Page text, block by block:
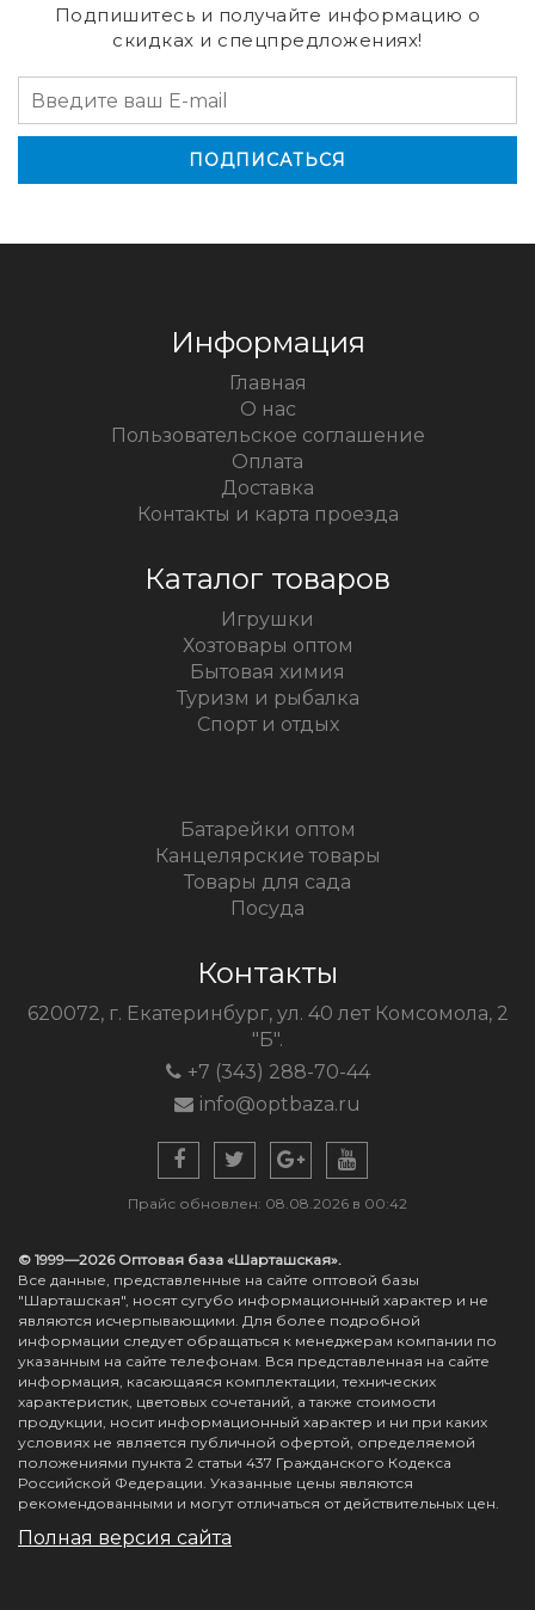
Подпишитесь и получайте информацию о
скидках и спецпредложениях!
Информация
Главная
О нас
Пользовательское соглашение
Оплата
Доставка
Контакты и карта проезда
Каталог товаров
Игрушки
Хозтовары оптом
Бытовая химия
Туризм и рыбалка
Спорт и отдых
Батарейки оптом
Канцелярские товары
Товары для сада
Посуда
Контакты
620072, г. Екатеринбург, ул. 40 лет Комсомола, 2
"Б".
+7 (343) 288-70-44
info@optbaza.ru
Прайс обновлен: 08.08.2026 в 00:42
© 1999—2026 Оптовая база «Шарташская».
Все данные, представленные на сайте оптовой базы
"Шарташская", носят сугубо информационный характер и не
являются исчерпывающими. Для более подробной
информации следует обращаться к менеджерам компании по
указанным на сайте телефонам. Вся представленная на сайте
информация, касающаяся комплектации, технических
характеристик, цветовых сочетаний, а также стоимости
продукции, носит информационный характер и ни при каких
условиях не является публичной офертой, определяемой
положениями пункта 2 статьи 437 Гражданского Кодекса
Российской Федерации. Указанные цены являются
рекомендованными и могут отличаться от действительных цен.
Полная версия сайта